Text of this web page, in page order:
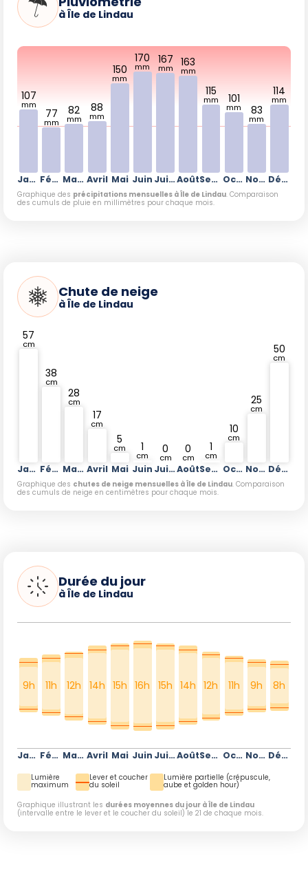
à Île de Lindau
Janvier
107
mm
Février
77
mm
Mars
82
mm
Avril
88
mm
Mai
150
mm
Juin
170
mm
Juillet
167
mm
Août
163
mm
Septembre
115
mm
Octobre
101
mm
Novembre
83
mm
Décembre
114
mm
Graphique des précipitations mensuelles à Île de Lindau. Comparaison
des cumuls de pluie en millimètres pour chaque mois.
Chute de neige
à Île de Lindau
Janvier
57
cm
Février
38
cm
Mars
28
cm
Avril
17
cm
Mai
5
cm
Juin
1
cm
Juillet
0
cm
Août
0
cm
Septembre
1
cm
Octobre
10
cm
Novembre
25
cm
Décembre
50
cm
Graphique des chutes de neige mensuelles à Île de Lindau. Comparaison
des cumuls de neige en centimètres pour chaque mois.
Durée du jour
à Île de Lindau
Janvier
9h
Février
11h
Mars
12h
Avril
14h
Mai
15h
Juin
16h
Juillet
15h
Août
14h
Septembre
12h
Octobre
11h
Novembre
9h
Décembre
8h
Lumière
maximum
Lever et coucher
du soleil
Lumière partielle (crépuscule,
aube et golden hour)
Graphique illustrant les durées moyennes du jour à Île de Lindau
(intervalle entre le lever et le coucher du soleil) le 21 de chaque mois.